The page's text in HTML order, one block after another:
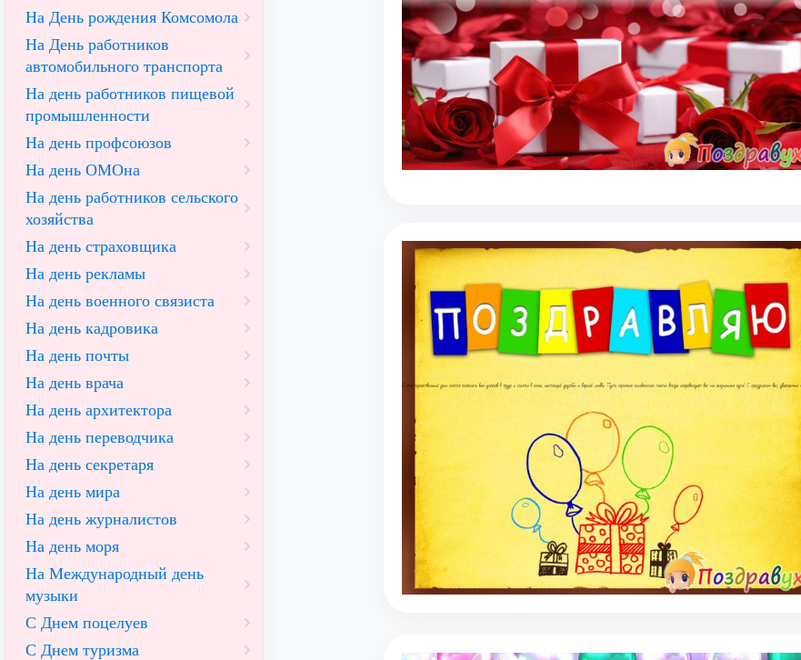
На День рождения Комсомола
На День работников
автомобильного транспорта
На день работников пищевой
промышленности
На день профсоюзов
На день ОМОна
На день работников сельского
хозяйства
На день страховщика
На день рекламы
На день военного связиста
На день кадровика
На день почты
На день врача
На день архитектора
На день переводчика
На день секретаря
На день мира
На день журналистов
На день моря
На Международный день
музыки
С Днем поцелуев
С Днем туризма